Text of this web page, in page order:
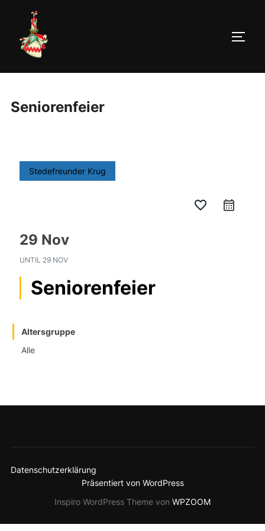
springen
Seniorenfeier
Stedefreunder Krug
favorite_border calendar_month
29 Nov
UNTIL 29 NOV
Seniorenfeier
Altersgruppe
Alle
Datenschutzerklärung
Präsentiert von WordPress
Inspiro WordPress Theme von WPZOOM